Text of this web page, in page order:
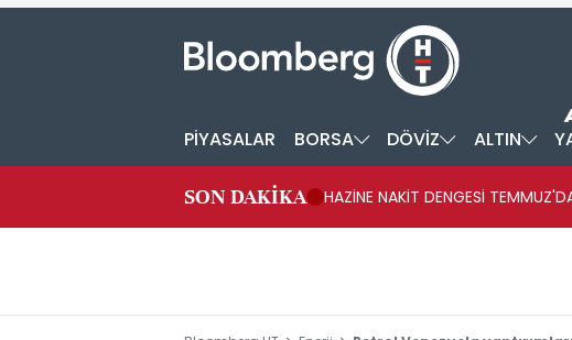
PİYASALAR BORSA DÖVİZ ALTIN
SON DAKİKA HAZİNE NAKİT DENGESİ